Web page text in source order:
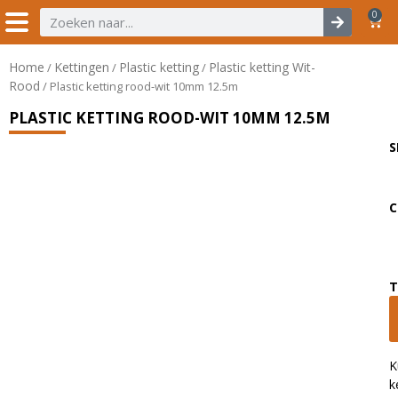
0
Home / Kettingen / Plastic ketting/ Plastic ketting Wit-
Rood / Plastic ketting rood-wit 10mm 12.5m
PLASTIC KETTING ROOD-WIT 10MM 12.5M